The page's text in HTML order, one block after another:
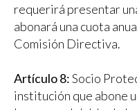
requerirá presentar
abonará una cuota
Comisión Directiva.
Artículo 8:Socio
institución que abone